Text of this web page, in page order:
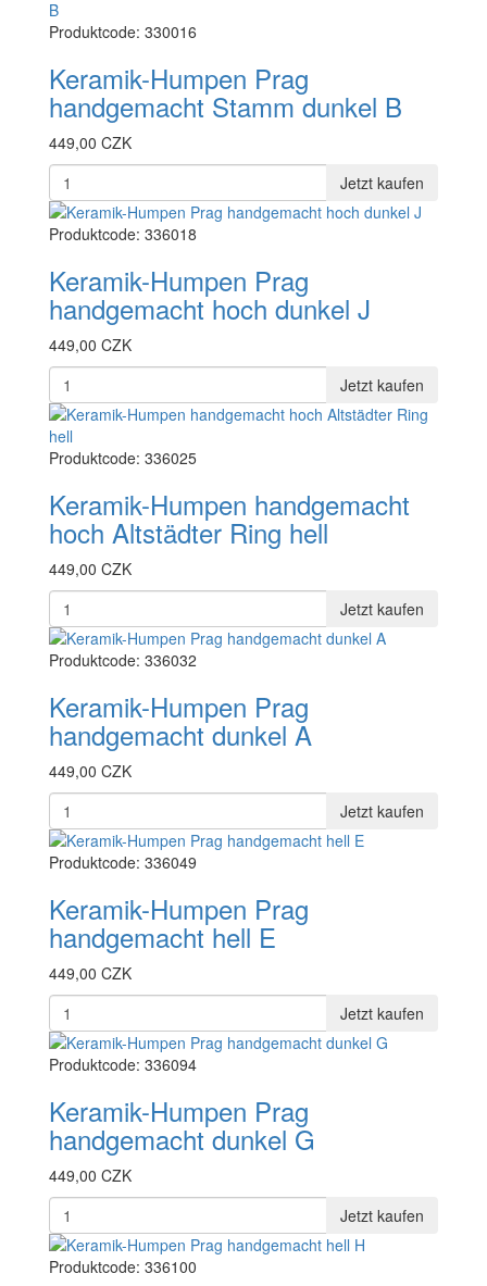
Produktcode: 330016
Keramik-Humpen Prag
handgemacht Stamm dunkel B
449,00 CZK
Jetzt kaufen
Produktcode: 336018
Keramik-Humpen Prag
handgemacht hoch dunkel J
449,00 CZK
Jetzt kaufen
Produktcode: 336025
Keramik-Humpen handgemacht
hoch Altstädter Ring hell
449,00 CZK
Jetzt kaufen
Produktcode: 336032
Keramik-Humpen Prag
handgemacht dunkel A
449,00 CZK
Jetzt kaufen
Produktcode: 336049
Keramik-Humpen Prag
handgemacht hell E
449,00 CZK
Jetzt kaufen
Produktcode: 336094
Keramik-Humpen Prag
handgemacht dunkel G
449,00 CZK
Jetzt kaufen
Produktcode: 336100